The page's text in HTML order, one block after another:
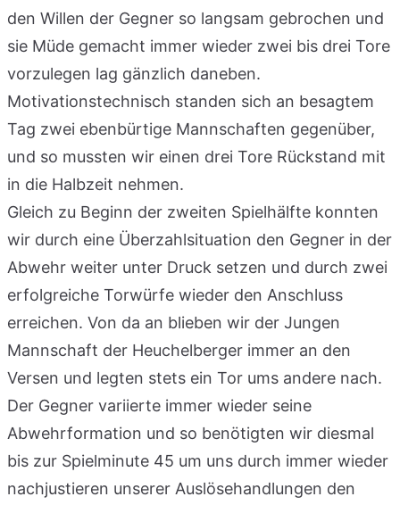
den Willen der Gegner so langsam gebrochen und
sie Müde gemacht immer wieder zwei bis drei Tore
vorzulegen lag gänzlich daneben.
Motivationstechnisch standen sich an besagtem
Tag zwei ebenbürtige Mannschaften gegenüber,
und so mussten wir einen drei Tore Rückstand mit
in die Halbzeit nehmen.
Gleich zu Beginn der zweiten Spielhälfte konnten
wir durch eine Überzahlsituation den Gegner in der
Abwehr weiter unter Druck setzen und durch zwei
erfolgreiche Torwürfe wieder den Anschluss
erreichen. Von da an blieben wir der Jungen
Mannschaft der Heuchelberger immer an den
Versen und legten stets ein Tor ums andere nach.
Der Gegner variierte immer wieder seine
Abwehrformation und so benötigten wir diesmal
bis zur Spielminute 45 um uns durch immer wieder
nachjustieren unserer Auslösehandlungen den